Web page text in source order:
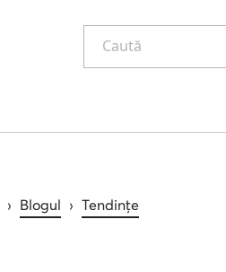
Caută
› Blogul › Tendințe